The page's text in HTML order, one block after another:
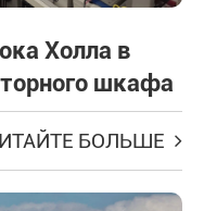
Холла в
шкафа
БОЛЬШЕ